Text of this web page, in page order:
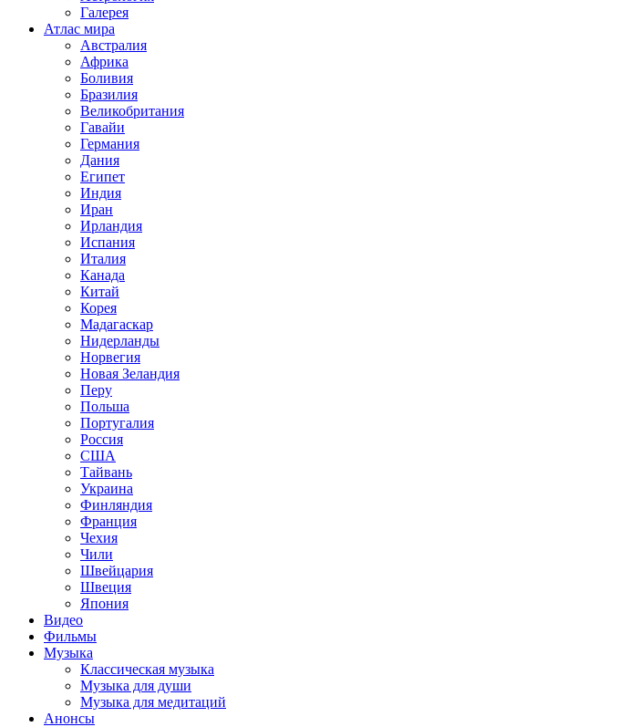
Галерея
Атлас мира
Австралия
Африка
Боливия
Бразилия
Великобритания
Гавайи
Германия
Дания
Египет
Индия
Иран
Ирландия
Испания
Италия
Канада
Китай
Корея
Мадагаскар
Нидерланды
Норвегия
Новая Зеландия
Перу
Польша
Португалия
Россия
США
Тайвань
Украина
Финляндия
Франция
Чехия
Чили
Швейцария
Швеция
Япония
Видео
Фильмы
Музыка
Классическая музыка
Музыка для души
Музыка для медитаций
Анонсы